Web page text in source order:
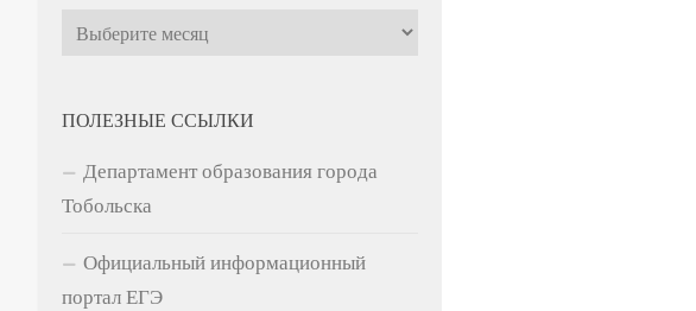
Архивы
ПОЛЕЗНЫЕ ССЫЛКИ
Департамент образования города
Тобольска
Официальный информационный
портал ЕГЭ